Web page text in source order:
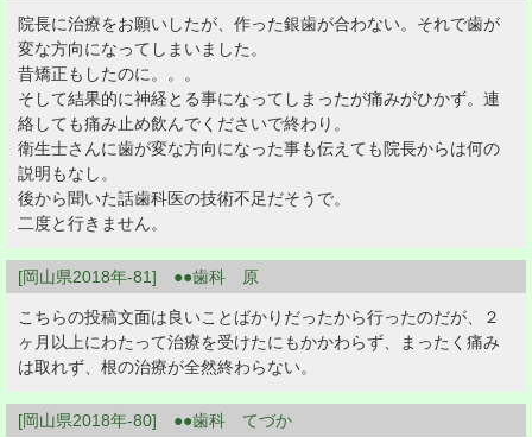
院長に治療をお願いしたが、作った銀歯が合わない。それで歯が
変な方向になってしまいました。
昔矯正もしたのに。。。
そして結果的に神経とる事になってしまったが痛みがひかず。連
絡しても痛み止め飲んでくださいで終わり。
衛生士さんに歯が変な方向になった事も伝えても院長からは何の
説明もなし。
後から聞いた話歯科医の技術不足だそうで。
二度と行きません。
[岡山県2018年-81] ●●歯科 原
こちらの投稿文面は良いことばかりだったから行ったのだが、２
ヶ月以上にわたって治療を受けたにもかかわらず、まったく痛み
は取れず、根の治療が全然終わらない。
[岡山県2018年-80] ●●歯科 てづか